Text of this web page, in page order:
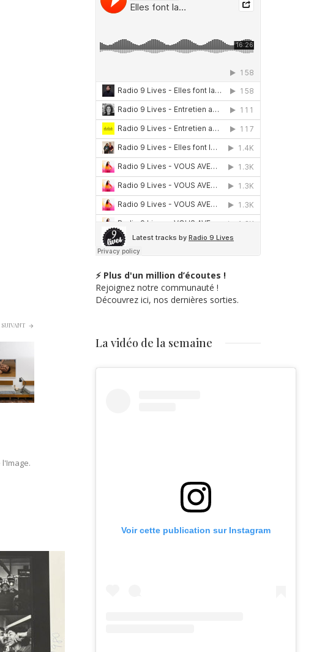
⚡ Plus d'un million d’écoutes !
Rejoignez notre communauté !
Découvrez ici, nos dernières sorties.
La vidéo de la semaine
Voir cette publication sur Instagram